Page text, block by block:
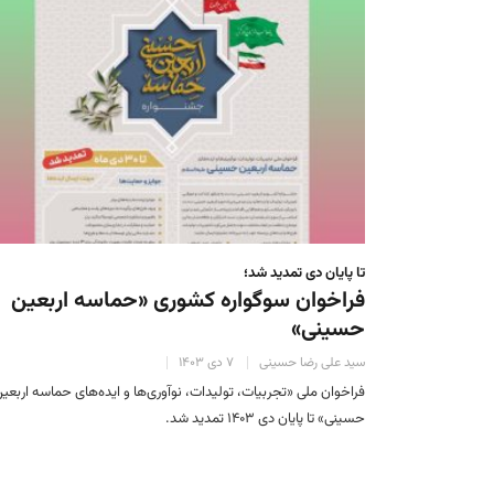
تا پایان دی تمدید شد؛
فراخوان سوگواره کشوری «حماسه اربعین
حسینی»
سید علی رضا حسینی ۷ دی ۱۴۰۳
فراخوان ملی «تجربیات، تولیدات، نوآوری‌ها و ایده‌های حماسه
حسینی» تا پایان دی ۱۴۰۳ تمدید شد.